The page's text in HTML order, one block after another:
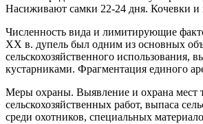
Насиживают самки 22-24 дня. Кочевки и
Численность вида и лимитирующие
ХХ в. дупель был одним из основных
сельскохо­зяйственного исполь­зования,
кустарниками. Фраг­ментация единого
Меры охраны. Выявление и охрана мест
сельскохозяйственных работ, выпаса
среди охотников, специаль­ных